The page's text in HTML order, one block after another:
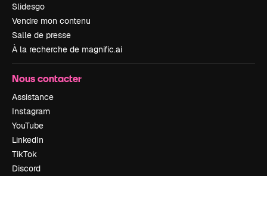
Slidesgo
Vendre mon contenu
Salle de presse
À la recherche de magnific.ai
Nous contacter
Assistance
Instagram
YouTube
LinkedIn
TikTok
Discord